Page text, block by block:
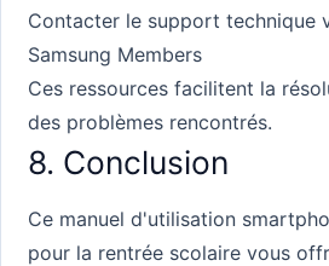
Contacter le support technique
Samsung Members
Ces ressources facilitent la
des problèmes rencontrés.
8. Conclusion
Ce manuel d'utilisation
pour la rentrée scolaire vous